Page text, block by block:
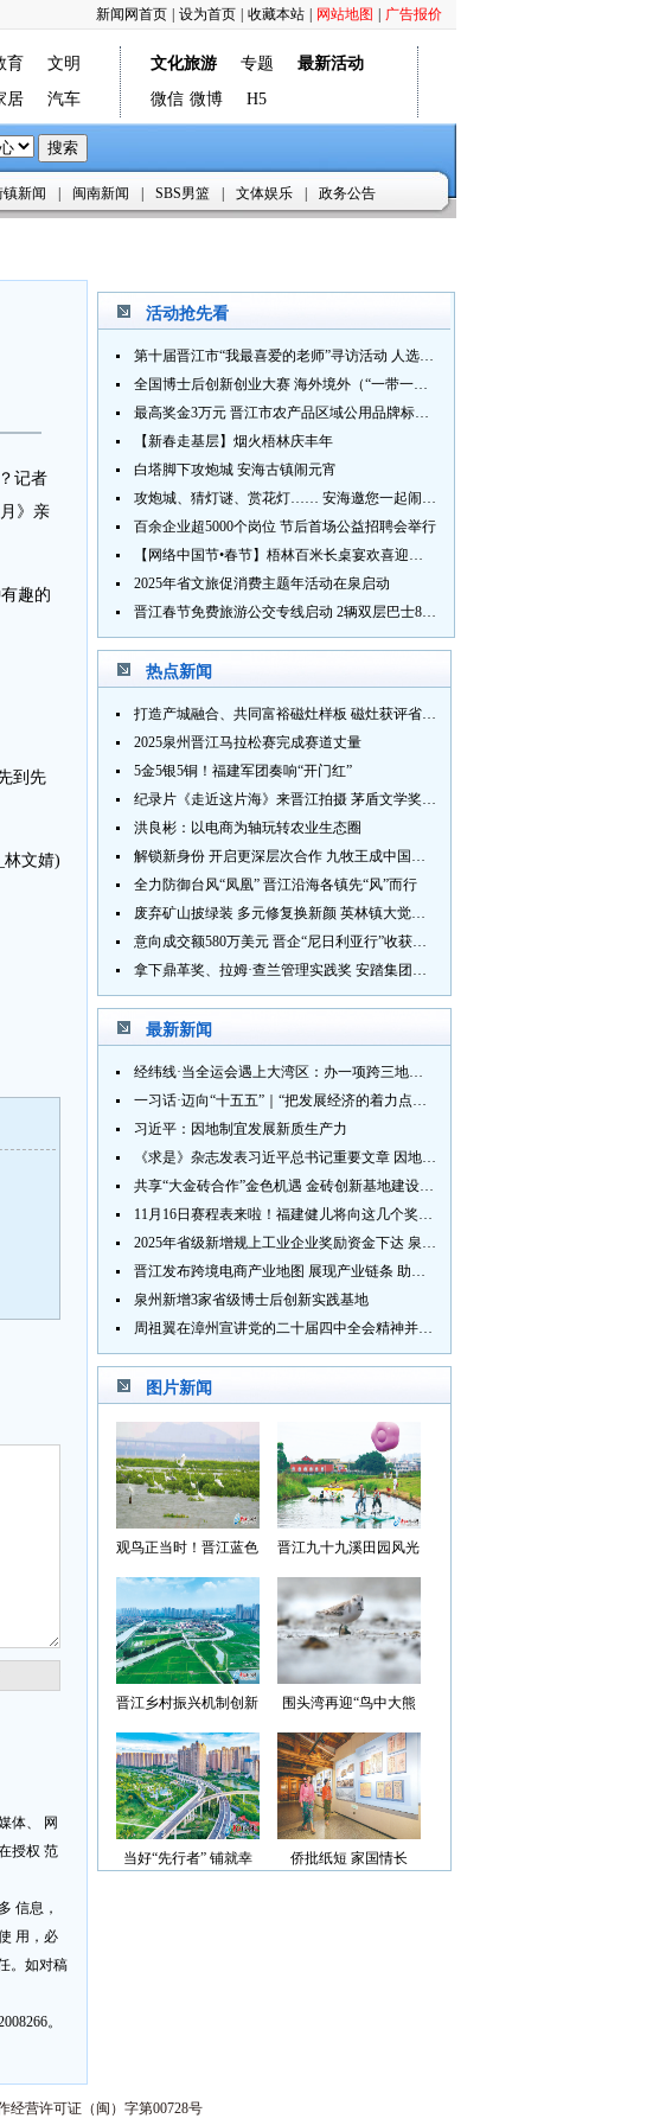
广告报价
网站地图
收藏本站
设为首页
新闻网首页
育
文明
居 汽车
文化旅游 专题
最新活动
微信 微博 H5
镇新闻 闽南新闻 SBS男篮 文体娱乐 政务公告
记者
》亲
趣的
到先
文婧)
体、 网
授权 范
信息，
用，必
。如对稿
。
活动抢先看
第十届晋江市“我最喜爱的老师”寻访活动 人选推荐火热进行中 快来“秀”您最喜爱的老师
全国博士后创新创业大赛 海外境外（“一带一路”）赛七大赛道等你来战
最高奖金3万元 晋江市农产品区域公用品牌标识Logo及特色农产品包装设计征集活动正式启动
【新春走基层】烟火梧林庆丰年
白塔脚下攻炮城 安海古镇闹元宵
攻炮城、猜灯谜、赏花灯…… 安海邀您一起闹元宵
百余企业超5000个岗位 节后首场公益招聘会举行
【网络中国节•春节】梧林百米长桌宴欢喜迎新春
2025年省文旅促消费主题年活动在泉启动
晋江春节免费旅游公交专线启动 2辆双层巴士8辆铛铛车带你游
热点新闻
打造产城融合、共同富裕磁灶样板 磁灶获评省级乡村振兴示范乡镇
2025泉州晋江马拉松赛完成赛道丈量
5金5银5铜！福建军团奏响“开门红”
纪录片《走近这片海》来晋江拍摄 茅盾文学奖得主麦家探寻晋江“海海”人生
洪良彬：以电商为轴玩转农业生态圈
解锁新身份 开启更深层次合作 九牧王成中国奥委会官方赞助商
全力防御台风“凤凰” 晋江沿海各镇先“风”而行
废弃矿山披绿装 多元修复换新颜 英林镇大觉山片区废弃矿山生态修复项目通过验收
意向成交额580万美元 晋企“尼日利亚行”收获满满
拿下鼎革奖、拉姆·查兰管理实践奖 安踏集团获企业管理权威奖项
最新新闻
经纬线·当全运会遇上大湾区：办一项跨三地的赛事有多硬核？
一习话·迈向“十五五”｜“把发展经济的着力点放在实体经济上”
习近平：因地制宜发展新质生产力
《求是》杂志发表习近平总书记重要文章 因地制宜发展新质生产力
共享“大金砖合作”金色机遇 金砖创新基地建设成效显著
11月16日赛程表来啦！福建健儿将向这几个奖牌发起冲击→
2025年省级新增规上工业企业奖励资金下达 泉州市获补资金居全省首位
晋江发布跨境电商产业地图 展现产业链条 助力“晋品出海”
泉州新增3家省级博士后创新实践基地
周祖翼在漳州宣讲党的二十届四中全会精神并调研
图片新闻
观鸟正当时！晋江蓝色
晋江九十九溪田园风光
光”首批认定名单
晋江乡村振兴机制创新
围头湾再迎“鸟中大熊
当好“先行者” 铺就幸
侨批纸短 家国情长
经营许可证（闽）字第00728号